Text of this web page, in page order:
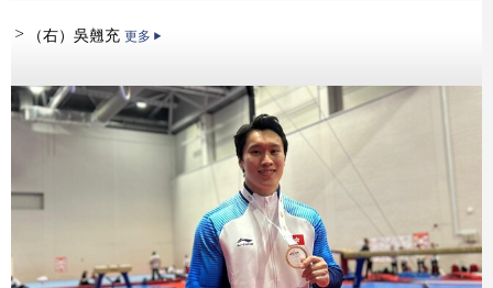
（右）吳翹充 更多